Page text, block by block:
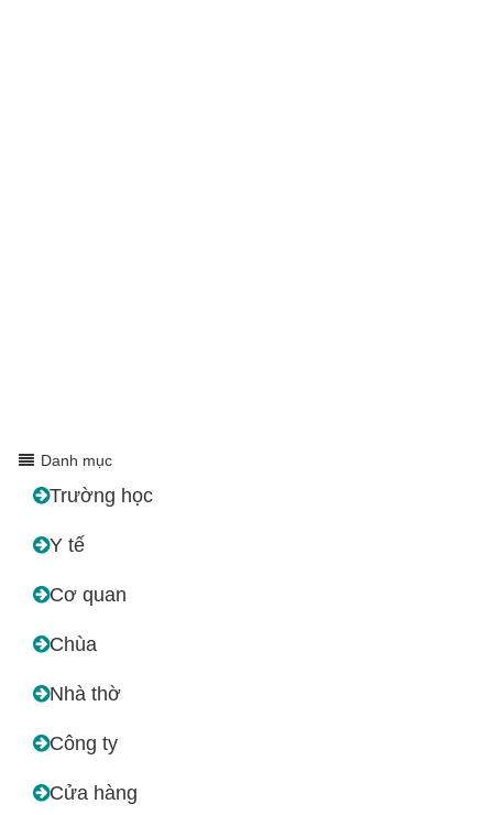
Danh mục
Trường học
Y tế
Cơ quan
Chùa
Nhà thờ
Công ty
Cửa hàng